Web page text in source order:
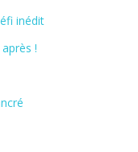
inédit
!